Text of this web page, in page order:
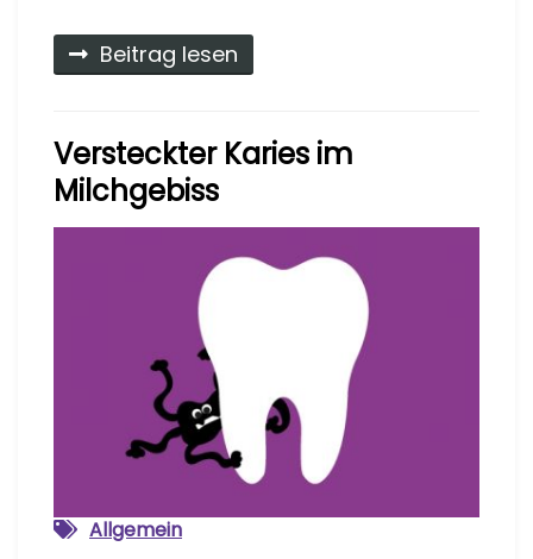
Beitrag lesen
Versteckter Karies im
Milchgebiss
Allgemein